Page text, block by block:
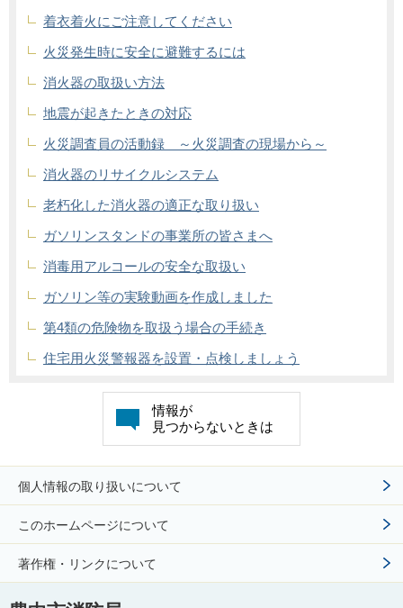
着衣着火にご注意してください
火災発生時に安全に避難するには
消火器の取扱い方法
地震が起きたときの対応
火災調査員の活動録 ～火災調査の現場から～
消火器のリサイクルシステム
老朽化した消火器の適正な取り扱い
ガソリンスタンドの事業所の皆さまへ
消毒用アルコールの安全な取扱い
ガソリン等の実験動画を作成しました
第4類の危険物を取扱う場合の手続き
住宅用火災警報器を設置・点検しましょう
情報が
見つからないときは
個人情報の取り扱いについて
このホームページについて
著作権・リンクについて